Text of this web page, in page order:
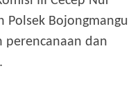
Polsek Bojongmangu
perencanaan dan